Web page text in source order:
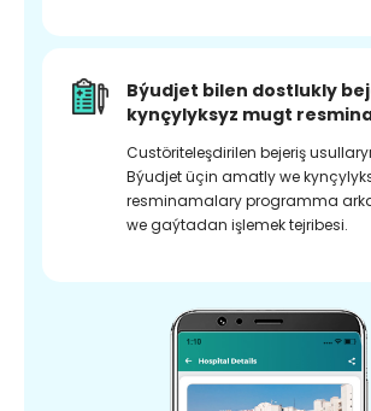
Býudjet bilen dostlukly
kynçylyksyz mugt
Custöriteleşdirilen bejeriş
Býudjet üçin amatly we
resminamalary programma
we gaýtadan işlemek tejribesi.